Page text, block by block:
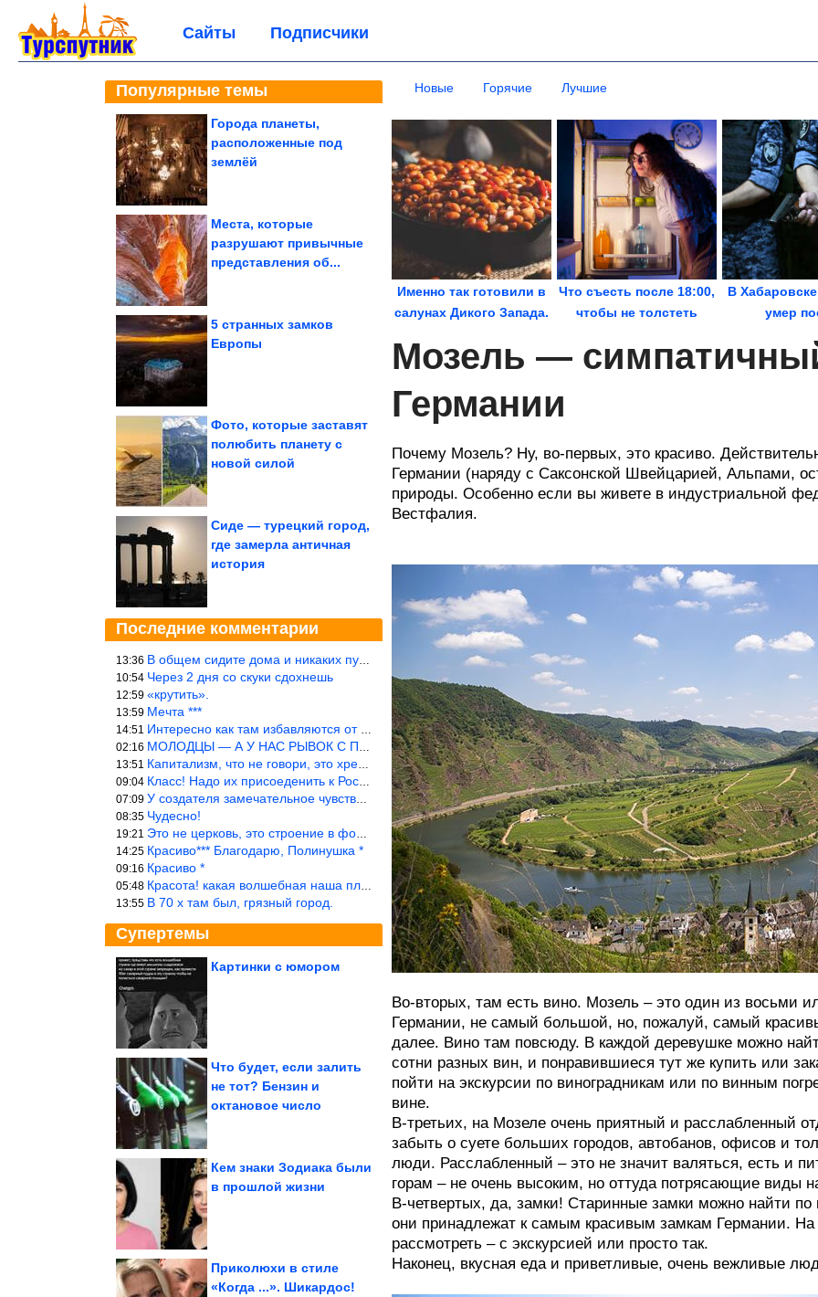
Сайты Подписчики
Популярные темы
Города планеты,
расположенные под
землёй
Места, которые
разрушают привычные
представления об...
5 странных замков
Европы
Фото, которые заставят
полюбить планету с
новой силой
Сиде — турецкий город,
где замерла античная
история
Последние комментарии
13:36 В общем сидите дома и никаких путешествий А самая грязная в от
10:54 Через 2 дня со скуки сдохнешь
12:59 «крутить».
13:59 Мечта ***
14:51 Интересно как там избавляются от физиологических и прочих отходо
02:16 МОЛОДЦЫ — А У НАС РЫВОК С ПРОРЫВОМ В ТРУБУ
13:51 Капитализм, что не говори, это хреново (((
09:04 Класс! Надо их присоеденить к России!
07:09 У создателя замечательное чувство юмора! ))
08:35 Чудесно!
19:21 Это не церковь, это строение в форме церкви.
14:25 Красиво*** Благодарю, Полинушка *
09:16 Красиво *
05:48 Красота! какая волшебная наша планета!… еще-бы, мы понимали это…
13:55 В 70 х там был, грязный город.
Супертемы
Картинки с юмором
Что будет, если залить
не тот? Бензин и
октановое число
Кем знаки Зодиака были
в прошлой жизни
Приколюхи в стиле
«Когда ...». Шикардос!
Новые Горячие Лучшие
Именно так готовили в
салунах Дикого Запада.
Что съесть после 18:00,
чтобы не толстеть
В
умер
Мозель —
Германии
Почему Мозель? Ну, во-первых, это красиво.
Германии (наряду с Саксонской Швейцарией, Альпами,
природы. Особенно если вы живете в индустриальной
Вестфалия.
Во-вторых, там есть вино. Мозель – это один из восьми
Германии, не самый большой, но, пожалуй, самый
далее. Вино там повсюду. В каждой деревушке можно
сотни разных вин, и понравившиеся тут же купить или
пойти на экскурсии по виноградникам или по винным
вине.
В-третьих, на Мозеле очень приятный и расслабленный
забыть о суете больших городов, автобанов, офисов и
люди. Расслабленный – это не значит валяться, есть и
горам – не очень высоким, но оттуда потрясающие виды
В-четвертых, да, замки! Старинные замки можно найти
они принадлежат к самым красивым замкам Германии.
рассмотреть – с экскурсией или просто так.
Наконец, вкусная еда и приветливые, очень вежливые